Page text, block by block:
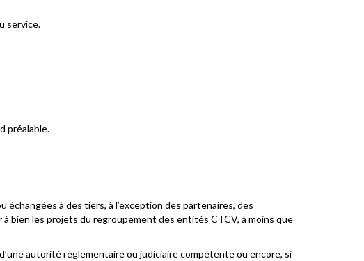
service.
préalable.
à des tiers, à l’exception des partenaires, des
les projets du regroupement des entités CTCV, à moins que
autorité réglementaire ou judiciaire compétente ou encore, si